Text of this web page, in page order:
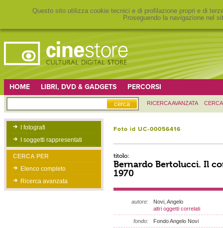
Questo sito utilizza cookie tecnici e di profilazione propri e di
Proseguendo la navigazione nel
HOME LIBRI, DVD & GADGETS PERCORSI
RICERCA AVANZATA
I fotografi
I soggetti rappresentati
CERCA PER
Elenco completo
Ricerca avanzata
Foto id UC-00056416
titolo:
Bernardo Bertolucci. Il
1970
autore:
Novi, Angelo
altri oggetti correlati
fondo: Fondo Angelo Novi